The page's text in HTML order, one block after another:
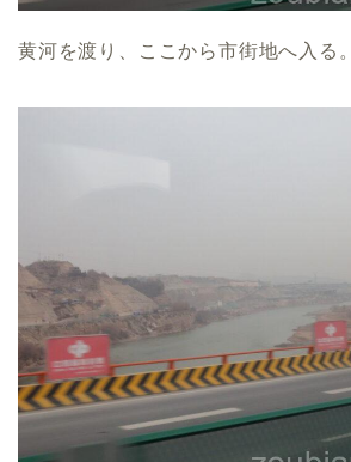
黄河を渡り、ここから市街地へ入る。